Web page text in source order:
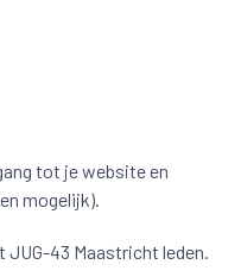
tot je website en
mogelijk).
JUG-43 Maastricht leden.